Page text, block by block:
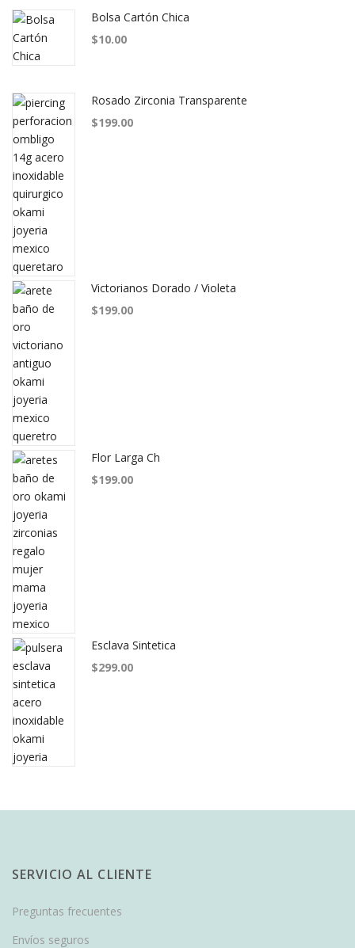
Bolsa Cartón Chica
$10.00
Rosado Zirconia Transparente
$199.00
Victorianos Dorado / Violeta
$199.00
Flor Larga Ch
$199.00
Esclava Sintetica
$299.00
SERVICIO AL CLIENTE
Preguntas frecuentes
Envíos seguros